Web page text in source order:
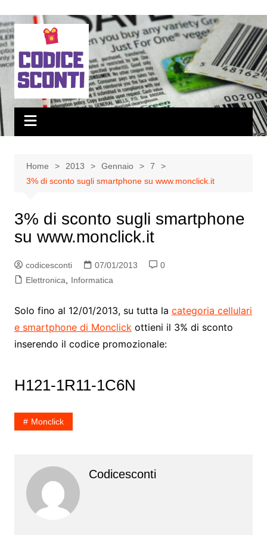
al
contenuto
Home 2013 Gennaio
7
3% di sconto sugli smartphone su www.monclick.it
3% di sconto sugli smartphone
su www.monclick.it
codicesconti 07/01/2013
0
Elettronica
Informatica
Solo fino al 12/01/2013, su tutta la categoria cellulari
e smartphone di Monclickottieni il 3% di sconto
inserendo il codice promozionale:
H121-1R11-1C6N
Monclick
Codicesconti